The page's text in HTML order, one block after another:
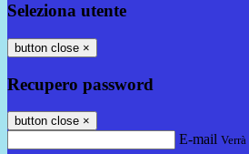
Seleziona utente
button close ×
Recupero password
button close ×
E-mail